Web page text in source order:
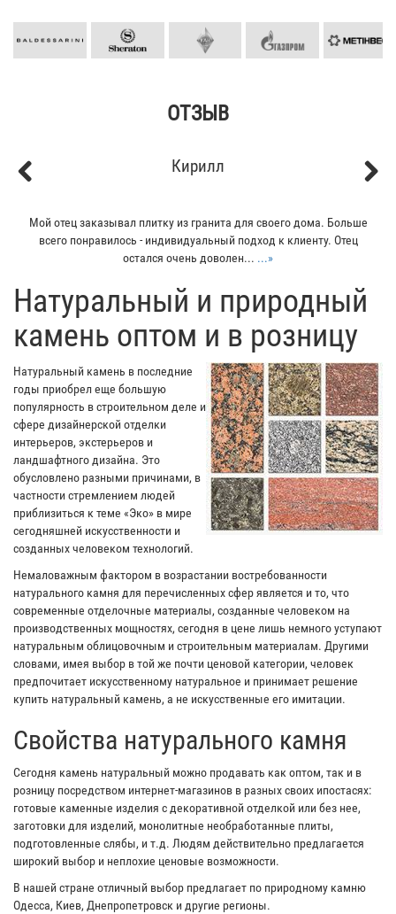
ОТЗЫВ
Кирилл
Мой отец заказывал плитку из гранита для своего дома. Больше
всего понравилось - индивидуальный подход к клиенту. Отец
остался очень доволен... ...»
​Натуральный и природный
камень оптом и в розницу
Натуральный камень в последние
годы приобрел еще большую
популярность в строительном деле и
сфере дизайнерской отделки
интерьеров, экстерьеров и
ландшафтного дизайна. Это
обусловлено разными причинами, в
частности стремлением людей
приблизиться к теме «Эко» в мире
сегодняшней искусственности и
созданных человеком технологий.
Немаловажным фактором в возрастании востребованности
натурального камня для перечисленных сфер является и то, что
современные отделочные материалы, созданные человеком на
производственных мощностях, сегодня в цене лишь немного уступают
натуральным облицовочным и строительным материалам. Другими
словами, имея выбор в той же почти ценовой категории, человек
предпочитает искусственному натуральное и принимает решение
купить натуральный камень, а не искусственные его имитации.
Свойства натурального камня
Сегодня камень натуральный можно продавать как оптом, так и в
розницу посредством интернет-магазинов в разных своих ипостасях:
готовые каменные изделия с декоративной отделкой или без нее,
заготовки для изделий, монолитные необработанные плиты,
подготовленные слябы, и т.д. Людям действительно предлагается
широкий выбор и неплохие ценовые возможности.
В нашей стране отличный выбор предлагает по природному камню
Одесса, Киев, Днепропетровск и другие регионы.